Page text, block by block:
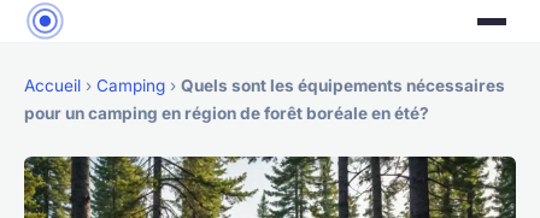
Accueil › Camping › Quels sont les équipements nécessaires
pour un camping en région de forêt boréale en été?